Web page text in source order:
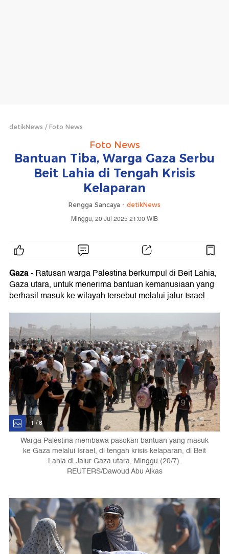
detikNews Foto News
Foto News
Bantuan Tiba, Warga Gaza Serbu
Beit Lahia di Tengah Krisis
Kelaparan
Rengga Sancaya - detikNews
Minggu, 20 Jul 2025 21:00 WIB
Gaza- Ratusan warga Palestina berkumpul di Beit Lahia,
Gaza utara, untuk menerima bantuan kemanusiaan yang
berhasil masuk ke wilayah tersebut melalui jalur Israel.
1 / 6
Warga Palestina membawa pasokan bantuan yang masuk
ke Gaza melalui Israel, di tengah krisis kelaparan, di Beit
Lahia di Jalur Gaza utara, Minggu (20/7).
REUTERS/Dawoud Abu Alkas